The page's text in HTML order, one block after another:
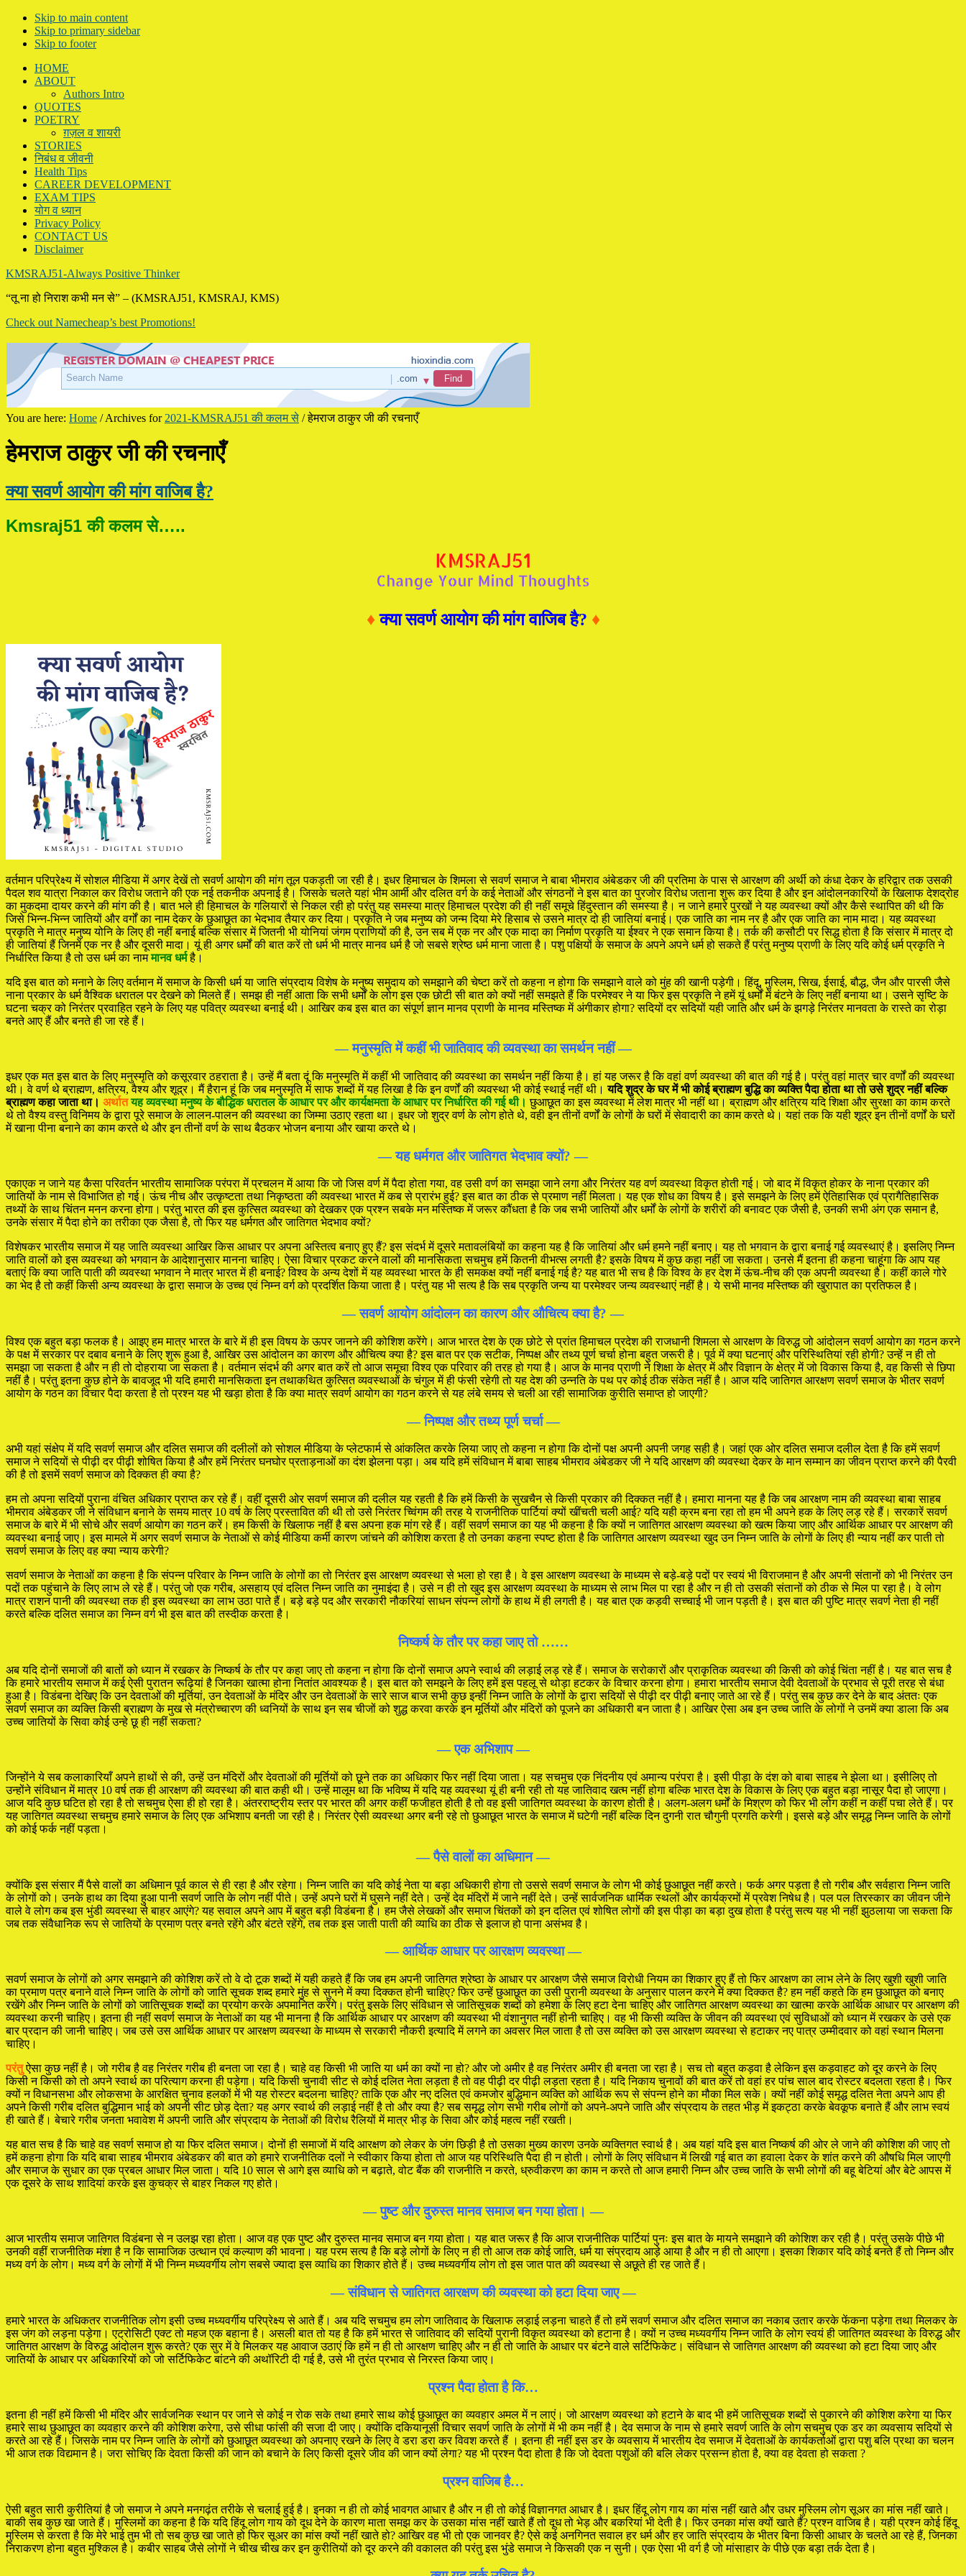
Skip to main content
Skip to primary sidebar
Skip to footer
HOME
ABOUT
Authors Intro
QUOTES
POETRY
ग़ज़ल व शायरी
STORIES
निबंध व जीवनी
Health Tips
CAREER DEVELOPMENT
EXAM TIPS
योग व ध्यान
Privacy Policy
CONTACT US
Disclaimer
KMSRAJ51-Always Positive Thinker
“तू ना हो निराश कभी मन से” – (KMSRAJ51, KMSRAJ, KMS)
Check out Namecheap’s best Promotions!
You are here: Home /Archives for 2021-KMSRAJ51 की कलम से /हेमराज ठाकुर जी की रचनाएँ
हेमराज ठाकुर जी की रचनाएँ
क्या सवर्ण आयोग की मांग वाजिब है?
Kmsraj51 की कलम से…..
♦क्या सवर्ण आयोग की मांग वाजिब है? ♦
वर्तमान परिप्रेक्ष्य में सोशल मीडिया में अगर देखें तो सवर्ण आयोग की मांग तूल पकड़ती जा रही है। इधर हिमाचल के शिमला से सवर्ण समाज ने बाबा भीमराव अंबेडकर जी की प्रतिमा के पास से आरक्षण की अर्थी को कंधा देकर के हरिद्वार तक उसकी
पैदल शव यात्रा निकाल कर विरोध जताने की एक नई तकनीक अपनाई है। जिसके चलते यहां भीम आर्मी और दलित वर्ग के कई नेताओं और संगठनों ने इस बात का पुरजोर विरोध जताना शुरू कर दिया है और इन आंदोलनकारियों के खिलाफ देशद्रोह
का मुकदमा दायर करने की मांग की है। बात भले ही हिमाचल के गलियारों से निकल रही हो परंतु यह समस्या मात्र हिमाचल प्रदेश की ही नहीं समूचे हिंदुस्तान की समस्या है। न जाने हमारे पुरखों ने यह व्यवस्था क्यों और कैसे स्थापित की थी कि
जिसे भिन्न-भिन्न जातियों और वर्गों का नाम देकर के छुआछूत का भेदभाव तैयार कर दिया। प्रकृति ने जब मनुष्य को जन्म दिया मेरे हिसाब से उसने मात्र दो ही जातियां बनाई। एक जाति का नाम नर है और एक जाति का नाम मादा। यह व्यवस्था
प्रकृति ने मात्र मनुष्य योनि के लिए ही नहीं बनाई बल्कि संसार में जितनी भी योनियां जंगम प्राणियों की है, उन सब में एक नर और एक मादा का निर्माण प्रकृति या ईश्वर ने एक समान किया है। तर्क की कसौटी पर सिद्ध होता है कि संसार में मात्र दो
ही जातियां हैं जिनमें एक नर है और दूसरी मादा। यूं ही अगर धर्मों की बात करें तो धर्म भी मात्र मानव धर्म है जो सबसे श्रेष्ठ धर्म माना जाता है। पशु पक्षियों के समाज के अपने अपने धर्म हो सकते हैं परंतु मनुष्य प्राणी के लिए यदि कोई धर्म प्रकृति ने
निर्धारित किया है तो उस धर्म का नाममानव धर्महै।
यदि इस बात को मनाने के लिए वर्तमान में समाज के किसी धर्म या जाति संप्रदाय विशेष के मनुष्य समुदाय को समझाने की चेष्टा करें तो कहना न होगा कि समझाने वाले को मुंह की खानी पड़ेगी। हिंदू, मुस्लिम, सिख, ईसाई, बौद्ध, जैन और पारसी जैसे
नाना प्रकार के धर्म वैश्विक धरातल पर देखने को मिलते हैं। समझ ही नहीं आता कि सभी धर्मों के लोग इस एक छोटी सी बात को क्यों नहीं समझते हैं कि परमेश्वर ने या फिर इस प्रकृति ने हमें यूं धर्मों में बंटने के लिए नहीं बनाया था। उसने सृष्टि के
घटना चक्र को निरंतर प्रवाहित रहने के लिए यह पवित्र व्यवस्था बनाई थी। आखिर कब इस बात का संपूर्ण ज्ञान मानव प्राणी के मानव मस्तिष्क में अंगीकार होगा? सदियों दर सदियों यही जाति और धर्म के झगड़े निरंतर मानवता के रास्ते का रोड़ा
बनते आए हैं और बनते ही जा रहे हैं।
— मनुस्मृति में कहीं भी जातिवाद की व्यवस्था का समर्थन नहीं —
इधर एक मत इस बात के लिए मनुस्मृति को कसूरवार ठहराता है। उन्हें मैं बता दूं कि मनुस्मृति में कहीं भी जातिवाद की व्यवस्था का समर्थन नहीं किया है। हां यह जरूर है कि वहां वर्ण व्यवस्था की बात की गई है। परंतु वहां मात्र चार वर्णों की व्यवस्था
थी। वे वर्ण थे ब्राह्मण, क्षत्रिय, वैश्य और शूद्र। मैं हैरान हूं कि जब मनुस्मृति में साफ शब्दों में यह लिखा है कि इन वर्णों की व्यवस्था भी कोई स्थाई नहीं थी।यदि शुद्र के घर में भी कोई ब्राह्मण बुद्धि का व्यक्ति पैदा होता था तो उसे शुद्र नहीं बल्कि
ब्राह्मण कहा जाता था। अर्थात यह व्यवस्था मनुष्य के बौद्धिक धरातल के आधार पर और कार्यक्षमता के आधार पर निर्धारित की गई थी। छुआछूत का इस व्यवस्था में लेश मात्र भी नहीं था। ब्राह्मण और क्षत्रिय यदि शिक्षा और सुरक्षा का काम करते
थे तो वैश्य वस्तु विनिमय के द्वारा पूरे समाज के लालन-पालन की व्यवस्था का जिम्मा उठाए रहता था। इधर जो शुद्र वर्ण के लोग होते थे, वही इन तीनों वर्णों के लोगों के घरों में सेवादारी का काम करते थे। यहां तक कि यही शूद्र इन तीनों वर्णों के घरों
में खाना पीना बनाने का काम करते थे और इन तीनों वर्ण के साथ बैठकर भोजन बनाया और खाया करते थे।
— यह धर्मगत और जातिगत भेदभाव क्यों? —
एकाएक न जाने यह कैसा परिवर्तन भारतीय सामाजिक परंपरा में प्रचलन में आया कि जो जिस वर्ण में पैदा होता गया, वह उसी वर्ण का समझा जाने लगा और निरंतर यह वर्ण व्यवस्था विकृत होती गई। जो बाद में विकृत होकर के नाना प्रकार की
जातियों के नाम से विभाजित हो गई। ऊंच नीच और उत्कृष्टता तथा निकृष्ठता की व्यवस्था भारत में कब से प्रारंभ हुई? इस बात का ठीक से प्रमाण नहीं मिलता। यह एक शोध का विषय है। इसे समझने के लिए हमें ऐतिहासिक एवं प्रागैतिहासिक
तथ्यों के साथ चिंतन मनन करना होगा। परंतु भारत की इस कुत्सित व्यवस्था को देखकर एक प्रश्न सबके मन मस्तिष्क में जरूर कौंधता है कि जब सभी जातियों और धर्मों के लोगों के शरीरों की बनावट एक जैसी है, उनकी सभी अंग एक समान है,
उनके संसार में पैदा होने का तरीका एक जैसा है, तो फिर यह धर्मगत और जातिगत भेदभाव क्यों?
विशेषकर भारतीय समाज में यह जाति व्यवस्था आखिर किस आधार पर अपना अस्तित्व बनाए हुए हैं? इस संदर्भ में दूसरे मतावलंबियों का कहना यह है कि जातियां और धर्म हमने नहीं बनाए। यह तो भगवान के द्वारा बनाई गई व्यवस्थाएं है। इसलिए निम्न
जाति वालों को इस व्यवस्था को भगवान के आदेशानुसार मानना चाहिए। ऐसा विचार प्रकट करने वालों की मानसिकता सचमुच हमें कितनी वीभत्स लगती है? इसके विषय में कुछ कहा नहीं जा सकता। उनसे मैं इतना ही कहना चाहूंगा कि आप यह
बताएं कि क्या जाति पाती की व्यवस्था भगवान ने मात्र भारत में ही बनाई? विश्व के अन्य देशों में यह व्यवस्था भारत के ही समकक्ष क्यों नहीं बनाई गई है? यह बात भी सच है कि विश्व के हर देश में ऊंच-नीच की एक अपनी व्यवस्था है। कहीं काले गोरे
का भेद है तो कहीं किसी अन्य व्यवस्था के द्वारा समाज के उच्च एवं निम्न वर्ग को प्रदर्शित किया जाता है। परंतु यह भी सत्य है कि सब प्रकृति जन्य या परमेश्वर जन्य व्यवस्थाएं नहीं है। ये सभी मानव मस्तिष्क की खुरापात का प्रतिफल है।
— सवर्ण आयोग आंदोलन का कारण और औचित्य क्या है? —
विश्व एक बहुत बड़ा फलक है। आइए हम मात्र भारत के बारे में ही इस विषय के ऊपर जानने की कोशिश करेंगे। आज भारत देश के एक छोटे से प्रांत हिमाचल प्रदेश की राजधानी शिमला से आरक्षण के विरुद्ध जो आंदोलन सवर्ण आयोग का गठन करने
के पक्ष में सरकार पर दबाव बनाने के लिए शुरू हुआ है, आखिर उस आंदोलन का कारण और औचित्य क्या है? इस बात पर एक सटीक, निष्पक्ष और तथ्य पूर्ण चर्चा होना बहुत जरूरी है। पूर्व में क्या घटनाएं और परिस्थितियां रही होगी? उन्हें न ही तो
समझा जा सकता है और न ही तो दोहराया जा सकता है। वर्तमान संदर्भ की अगर बात करें तो आज समूचा विश्व एक परिवार की तरह हो गया है। आज के मानव प्राणी ने शिक्षा के क्षेत्र में और विज्ञान के क्षेत्र में जो विकास किया है, वह किसी से छिपा
नहीं है। परंतु इतना कुछ होने के बावजूद भी यदि हमारी मानसिकता इन तथाकथित कुत्सित व्यवस्थाओं के चंगुल में ही फंसी रहेगी तो यह देश की उन्नति के पथ पर कोई ठीक संकेत नहीं है। आज यदि जातिगत आरक्षण सवर्ण समाज के भीतर सवर्ण
आयोग के गठन का विचार पैदा करता है तो प्रश्न यह भी खड़ा होता है कि क्या मात्र सवर्ण आयोग का गठन करने से यह लंबे समय से चली आ रही सामाजिक कुरीति समाप्त हो जाएगी?
— निष्पक्ष और तथ्य पूर्ण चर्चा —
अभी यहां संक्षेप में यदि सवर्ण समाज और दलित समाज की दलीलों को सोशल मीडिया के प्लेटफार्म से आंकलित करके लिया जाए तो कहना न होगा कि दोनों पक्ष अपनी अपनी जगह सही है। जहां एक ओर दलित समाज दलील देता है कि हमें सवर्ण
समाज ने सदियों से पीढ़ी दर पीढ़ी शोषित किया है और हमें निरंतर घनघोर प्रताड़नाओं का दंश झेलना पड़ा। अब यदि हमें संविधान में बाबा साहब भीमराव अंबेडकर जी ने यदि आरक्षण की व्यवस्था देकर के मान सम्मान का जीवन प्राप्त करने की पैरवी
की है तो इसमें सवर्ण समाज को दिक्कत ही क्या है?
हम तो अपना सदियों पुराना वंचित अधिकार प्राप्त कर रहे हैं। वहीं दूसरी ओर सवर्ण समाज की दलील यह रहती है कि हमें किसी के सुखचैन से किसी प्रकार की दिक्कत नहीं है। हमारा मानना यह है कि जब आरक्षण नाम की व्यवस्था बाबा साहब
भीमराव अंबेडकर जी ने संविधान बनाने के समय मात्र 10 वर्ष के लिए प्रस्तावित की थी तो उसे निरंतर च्विंगम की तरह ये राजनीतिक पार्टियां क्यों खींचती चली आई? यदि यही क्रम बना रहा तो हम भी अपने हक के लिए लड़ रहे हैं। सरकारें सवर्ण
समाज के बारे में भी सोचे और सवर्ण आयोग का गठन करें। हम किसी के खिलाफ नहीं है बस अपना हक मांग रहे हैं। वहीं सवर्ण समाज का यह भी कहना है कि क्यों न जातिगत आरक्षण व्यवस्था को खत्म किया जाए और आर्थिक आधार पर आरक्षण की
व्यवस्था बनाई जाए। इस मामले में अगर सवर्ण समाज के नेताओं से कोई मीडिया कर्मी कारण जांचने की कोशिश करता है तो उनका कहना स्पष्ट होता है कि जातिगत आरक्षण व्यवस्था खुद उन निम्न जाति के लोगों के लिए ही न्याय नहीं कर पाती तो
सवर्ण समाज के लिए वह क्या न्याय करेगी?
सवर्ण समाज के नेताओं का कहना है कि संपन्न परिवार के निम्न जाति के लोगों का तो निरंतर इस आरक्षण व्यवस्था से भला हो रहा है। वे इस आरक्षण व्यवस्था के माध्यम से बड़े-बड़े पदों पर स्वयं भी विराजमान है और अपनी संतानों को भी निरंतर उन
पदों तक पहुंचाने के लिए लाभ ले रहे हैं। परंतु जो एक गरीब, असहाय एवं दलित निम्न जाति का नुमाइंदा है। उसे न ही तो खुद इस आरक्षण व्यवस्था के माध्यम से लाभ मिल पा रहा है और न ही तो उसकी संतानों को ठीक से मिल पा रहा है। वे लोग
मात्र राशन पानी की व्यवस्था तक ही इस व्यवस्था का लाभ उठा पाते हैं। बड़े बड़े पद और सरकारी नौकरियां साधन संपन्न लोगों के हाथ में ही लगती है। यह बात एक कड़वी सच्चाई भी जान पड़ती है। इस बात की पुष्टि मात्र सवर्ण नेता ही नहीं
करते बल्कि दलित समाज का निम्न वर्ग भी इस बात की तस्दीक करता है।
निष्कर्ष के तौर पर कहा जाए तो ……
अब यदि दोनों समाजों की बातों को ध्यान में रखकर के निष्कर्ष के तौर पर कहा जाए तो कहना न होगा कि दोनों समाज अपने स्वार्थ की लड़ाई लड़ रहे हैं। समाज के सरोकारों और प्राकृतिक व्यवस्था की किसी को कोई चिंता नहीं है। यह बात सच है
कि हमारे भारतीय समाज में कई ऐसी पुरातन रूढ़ियां है जिनका खात्मा होना नितांत आवश्यक है। इस बात को समझने के लिए हमें इस पहलू से थोड़ा हटकर के विचार करना होगा। हमारा भारतीय समाज देवी देवताओं के प्रभाव से पूरी तरह से बंधा
हुआ है। विडंबना देखिए कि उन देवताओं की मूर्तियां, उन देवताओं के मंदिर और उन देवताओं के सारे साज बाज सभी कुछ इन्हीं निम्न जाति के लोगों के द्वारा सदियों से पीढ़ी दर पीढ़ी बनाए जाते आ रहे हैं। परंतु सब कुछ कर देने के बाद अंततः एक
सवर्ण समाज का व्यक्ति किसी ब्राह्मण के मुख से मंत्रोच्चारण की ध्वनियों के साथ इन सब चीजों को शुद्ध करवा करके इन मूर्तियों और मंदिरों को पूजने का अधिकारी बन जाता है। आखिर ऐसा अब इन उच्च जाति के लोगों ने उनमें क्या डाला कि अब
उच्च जातियों के सिवा कोई उन्हे छू ही नहीं सकता?
— एक अभिशाप —
जिन्होंने ये सब कलाकारियाँ अपने हाथों से की, उन्हें उन मंदिरों और देवताओं की मूर्तियों को छूने तक का अधिकार फिर नहीं दिया जाता। यह सचमुच एक निंदनीय एवं अमान्य परंपरा है। इसी पीड़ा के दंश को बाबा साहब ने झेला था। इसीलिए तो
उन्होंने संविधान में मात्र 10 वर्ष तक ही आरक्षण की व्यवस्था की बात कही थी। उन्हें मालूम था कि भविष्य में यदि यह व्यवस्था यूं ही बनी रही तो यह जातिवाद खत्म नहीं होगा बल्कि भारत देश के विकास के लिए एक बहुत बड़ा नासूर पैदा हो जाएगा।
आज यदि कुछ घटित हो रहा है तो सचमुच ऐसा ही हो रहा है। अंतरराष्ट्रीय स्तर पर भारत की अगर कहीं फजीहत होती है तो वह इसी जातिगत व्यवस्था के कारण होती है। अलग-अलग धर्मों के मिश्रण को फिर भी लोग कहीं न कहीं पचा लेते हैं। पर
यह जातिगत व्यवस्था सचमुच हमारे समाज के लिए एक अभिशाप बनती जा रही है। निरंतर ऐसी व्यवस्था अगर बनी रहे तो छुआछूत भारत के समाज में घटेगी नहीं बल्कि दिन दुगनी रात चौगुनी प्रगति करेगी। इससे बड़े और समृद्ध निम्न जाति के लोगों
को कोई फर्क नहीं पड़ता।
— पैसे वालों का अधिमान —
क्योंकि इस संसार मैं पैसे वालों का अधिमान पूर्व काल से ही रहा है और रहेगा। निम्न जाति का यदि कोई नेता या बड़ा अधिकारी होगा तो उससे सवर्ण समाज के लोग भी कोई छुआछूत नहीं करते। फर्क अगर पड़ता है तो गरीब और सर्वहारा निम्न जाति
के लोगों को। उनके हाथ का दिया हुआ पानी सवर्ण जाति के लोग नहीं पीते। उन्हें अपने घरों में घुसने नहीं देते। उन्हें देव मंदिरों में जाने नहीं देते। उन्हें सार्वजनिक धार्मिक स्थलों और कार्यक्रमों में प्रवेश निषेध है। पल पल तिरस्कार का जीवन जीने
वाले वे लोग कब इस भुंडी व्यवस्था से बाहर आएंगे? यह सवाल अपने आप में बहुत बड़ी विडंबना है। हम जैसे लेखकों और समाज चिंतकों को इन दलित एवं शोषित लोगों की इस पीड़ा का बड़ा दुख होता है परंतु सत्य यह भी नहीं झुठलाया जा सकता कि
जब तक संवैधानिक रूप से जातियों के प्रमाण पत्र बनते रहेंगे और बंटते रहेंगे, तब तक इस जाती पाती की व्याधि का ठीक से इलाज हो पाना असंभव है।
— आर्थिक आधार पर आरक्षण व्यवस्था —
सवर्ण समाज के लोगों को अगर समझाने की कोशिश करें तो वे दो टूक शब्दों में यही कहते हैं कि जब हम अपनी जातिगत श्रेष्ठा के आधार पर आरक्षण जैसे समाज विरोधी नियम का शिकार हुए हैं तो फिर आरक्षण का लाभ लेने के लिए खुशी खुशी जाति
का प्रमाण पत्र बनाने वाले निम्न जाति के लोगों को जाति सूचक शब्द हमारे मुंह से सुनने में क्या दिक्कत होनी चाहिए? फिर उन्हें छुआछूत का उसी पुरानी व्यवस्था के अनुसार पालन करने में क्या दिक्कत है? हम नहीं कहते कि हम छुआछूत को बनाए
रखेंगे और निम्न जाति के लोगों को जातिसूचक शब्दों का प्रयोग करके अपमानित करेंगे। परंतु इसके लिए संविधान से जातिसूचक शब्दों को हमेशा के लिए हटा देना चाहिए और जातिगत आरक्षण व्यवस्था का खात्मा करके आर्थिक आधार पर आरक्षण की
व्यवस्था करनी चाहिए। इतना ही नहीं सवर्ण समाज के नेताओं का यह भी मानना है कि आर्थिक आधार पर आरक्षण की व्यवस्था भी वंशानुगत नहीं होनी चाहिए। वह भी किसी व्यक्ति के जीवन की व्यवस्था एवं सुविधाओं को ध्यान में रखकर के उसे एक
बार प्रदान की जानी चाहिए। जब उसे उस आर्थिक आधार पर आरक्षण व्यवस्था के माध्यम से सरकारी नौकरी इत्यादि में लगने का अवसर मिल जाता है तो उस व्यक्ति को उस आरक्षण व्यवस्था से हटाकर नए पात्र उम्मीदवार को वहां स्थान मिलना
चाहिए।
परंतुऐसा कुछ नहीं है। जो गरीब है वह निरंतर गरीब ही बनता जा रहा है। चाहे वह किसी भी जाति या धर्म का क्यों ना हो? और जो अमीर है वह निरंतर अमीर ही बनता जा रहा है। सच तो बहुत कड़वा है लेकिन इस कड़वाहट को दूर करने के लिए
किसी न किसी को तो अपने स्वार्थ का परित्याग करना ही पड़ेगा। यदि किसी चुनावी सीट से कोई दलित नेता लड़ता है तो वह पीढ़ी दर पीढ़ी लड़ता रहता है। यदि निकाय चुनावों की बात करें तो वहां हर पांच साल बाद रोस्टर बदलता रहता है। फिर
क्यों न विधानसभा और लोकसभा के आरक्षित चुनाव हलकों में भी यह रोस्टर बदलना चाहिए? ताकि एक और नए दलित एवं कमजोर बुद्धिमान व्यक्ति को आर्थिक रूप से संपन्न होने का मौका मिल सके। क्यों नहीं कोई समृद्ध दलित नेता अपने आप ही
अपने किसी गरीब दलित बुद्धिमान भाई को अपनी सीट छोड़ देता? यह अगर स्वार्थ की लड़ाई नहीं है तो और क्या है? सब समृद्ध लोग सभी गरीब लोगों को अपने-अपने जाति और संप्रदाय के तहत भीड़ में इकट्ठा करके बेवकूफ बनाते हैं और लाभ स्वयं
ही खाते हैं। बेचारे गरीब जनता भवावेश में अपनी जाति और संप्रदाय के नेताओं की विरोध रैलियों में मात्र भीड़ के सिवा और कोई महत्व नहीं रखती।
यह बात सच है कि चाहे वह सवर्ण समाज हो या फिर दलित समाज। दोनों ही समाजों में यदि आरक्षण को लेकर के जंग छिड़ी है तो उसका मुख्य कारण उनके व्यक्तिगत स्वार्थ है। अब यहां यदि इस बात निष्कर्ष की ओर ले जाने की कोशिश की जाए तो
हमें कहना होगा कि यदि बाबा साहब भीमराव अंबेडकर की बात को हमारे राजनीतिक दलों ने स्वीकार किया होता तो आज यह परिस्थिति पैदा ही न होती। लोगों के लिए संविधान में लिखी गई बात का हवाला देकर के शांत करने की औषधि मिल जाएगी
और समाज के सुधार का एक प्रबल आधार मिल जाता। यदि 10 साल से आगे इस व्याधि को न बढ़ाते, वोट बैंक की राजनीति न करते, ध्रुवीकरण का काम न करते तो आज हमारी निम्न और उच्च जाति के सभी लोगों की बहू बेटियां और बेटे आपस में
एक दूसरे के साथ शादियां करके इस कुचक्र से बाहर निकल गए होते।
— पुष्ट और दुरुस्त मानव समाज बन गया होता। —
आज भारतीय समाज जातिगत विडंबना से न उलझ रहा होता। आज वह एक पुष्ट और दुरुस्त मानव समाज बन गया होता। यह बात जरूर है कि आज राजनीतिक पार्टियां पुनः इस बात के मायने समझाने की कोशिश कर रही है। परंतु उसके पीछे भी
उनकी वहीं राजनीतिक मंशा है न कि सामाजिक उत्थान एवं कल्याण की भावना। यह परम सत्य है कि बड़े लोगों के लिए न ही तो आज तक कोई जाति, धर्म या संप्रदाय आड़े आया है और न ही तो आएगा। इसका शिकार यदि कोई बनते हैं तो निम्न और
मध्य वर्ग के लोग। मध्य वर्ग के लोगों में भी निम्न मध्यवर्गीय लोग सबसे ज्यादा इस व्याधि का शिकार होते हैं। उच्च मध्यवर्गीय लोग तो इस जात पात की व्यवस्था से अछूते ही रह जाते हैं।
— संविधान से जातिगत आरक्षण की व्यवस्था को हटा दिया जाए —
हमारे भारत के अधिकतर राजनीतिक लोग इसी उच्च मध्यवर्गीय परिप्रेक्ष्य से आते हैं। अब यदि सचमुच हम लोग जातिवाद के खिलाफ लड़ाई लड़ना चाहते हैं तो हमें सवर्ण समाज और दलित समाज का नकाब उतार करके फेंकना पड़ेगा तथा मिलकर के
इस जंग को लड़ना पड़ेगा। एट्रोसिटी एक्ट तो महज एक बहाना है। असली बात तो यह है कि हमें भारत से जातिवाद की सदियों पुरानी विकृत व्यवस्था को हटाना है। क्यों न उच्च मध्यवर्गीय निम्न जाति के लोग स्वयं ही जातिगत व्यवस्था के विरुद्ध और
जातिगत आरक्षण के विरुद्ध आंदोलन शुरू करते? एक सुर में वे मिलकर यह आवाज उठाएं कि हमें न ही तो आरक्षण चाहिए और न ही तो जाति के आधार पर बंटने वाले सर्टिफिकेट। संविधान से जातिगत आरक्षण की व्यवस्था को हटा दिया जाए और
जातियों के आधार पर अधिकारियों को जो सर्टिफिकेट बांटने की अथॉरिटी दी गई है, उसे भी तुरंत प्रभाव से निरस्त किया जाए।
प्रश्न पैदा होता है कि…
इतना ही नहीं हमें किसी भी मंदिर और सार्वजनिक स्थान पर जाने से कोई न रोक सके तथा हमारे साथ कोई छुआछूत का व्यवहार अमल में न लाएं। जो आरक्षण व्यवस्था को हटाने के बाद भी हमें जातिसूचक शब्दों से पुकारने की कोशिश करेगा या फिर
हमारे साथ छुआछूत का व्यवहार करने की कोशिश करेगा, उसे सीधा फांसी की सजा दी जाए। क्योंकि दकियानूसी विचार सवर्ण जाति के लोगों में भी कम नहीं है। देव समाज के नाम से हमारे सवर्ण जाति के लोग सचमुच एक डर का व्यवसाय सदियों से
करते आ रहे हैं। जिसके नाम पर निम्न जाति के लोगों को छुआछूत व्यवस्था को अपनाए रखने के लिए वे डरा डरा कर विवश करते हैं । इतना ही नहीं इस डर के व्यवसाय में भारतीय देव समाज में देवताओं के कार्यकर्ताओं द्वारा पशु बलि प्रथा का चलन
भी आज तक विद्यमान है। जरा सोचिए कि देवता किसी की जान को बचाने के लिए किसी दूसरे जीव की जान क्यों लेगा? यह भी प्रश्न पैदा होता है कि जो देवता पशुओं की बलि लेकर प्रसन्न होता है, क्या वह देवता हो सकता ?
प्रश्न वाजिब है…
ऐसी बहुत सारी कुरीतियां है जो समाज ने अपने मनगढ़ंत तरीके से चलाई हुई है। इनका न ही तो कोई भावगत आधार है और न ही तो कोई विज्ञानगत आधार है। इधर हिंदू लोग गाय का मांस नहीं खाते और उधर मुस्लिम लोग सूअर का मांस नहीं खाते।
बाकी सब कुछ खा जाते हैं। मुस्लिमों का कहना है कि यदि हिंदू लोग गाय को दूध देने के कारण माता समझ कर के उसका मांस नहीं खाते हैं तो दूध तो भेड़ और बकरियां भी देती है। फिर उनका मांस क्यों खाते हैं? प्रश्न वाजिब है। यही प्रश्न कोई हिंदू
मुस्लिम से करता है कि मेरे भाई तुम भी तो सब कुछ खा जाते हो फिर सूअर का मांस क्यों नहीं खाते हो? आखिर वह भी तो एक जानवर है? ऐसे कई अनगिनत सवाल हर धर्म और हर जाति संप्रदाय के भीतर बिना किसी आधार के चलते आ रहे हैं, जिनका
निराकरण होना बहुत मुश्किल है। कबीर साहब जैसे लोगों ने चीख चीख कर इन कुरीतियों को दूर करने की वकालत की परंतु इस भुंडे समाज ने किसकी एक न सुनी। एक ऐसा भी वर्ग है जो मांसाहार के पीछे एक बड़ा तर्क देता है।